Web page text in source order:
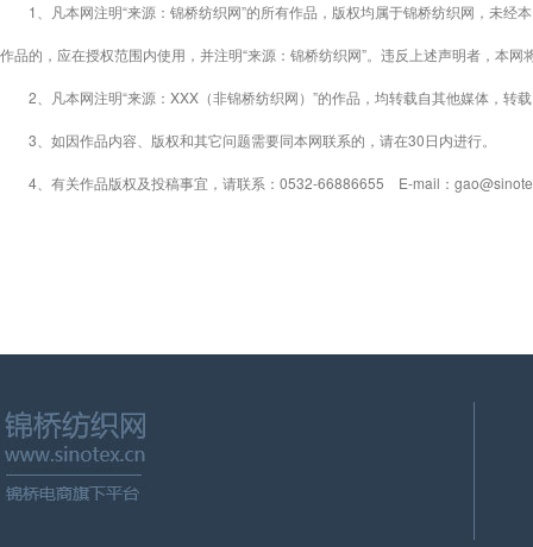
1、凡本网注明“来源：锦桥纺织网”的所有作品，版权均属于锦桥纺织网，未经
作品的，应在授权范围内使用，并注明“来源：锦桥纺织网”。违反上述声明者，本网
2、凡本网注明“来源：XXX（非锦桥纺织网）”的作品，均转载自其他媒体，转
3、如因作品内容、版权和其它问题需要同本网联系的，请在30日内进行。
4、有关作品版权及投稿事宜，请联系：0532-66886655 E-mail：